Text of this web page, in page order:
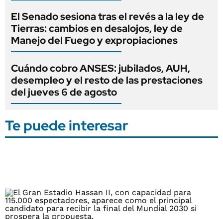
El Senado sesiona tras el revés a la ley de
Tierras: cambios en desalojos, ley de
Manejo del Fuego y expropiaciones
Cuándo cobro ANSES: jubilados, AUH,
desempleo y el resto de las prestaciones
del jueves 6 de agosto
Te puede interesar